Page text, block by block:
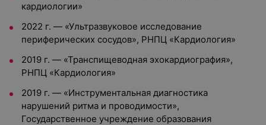
кардиологии»
2022 г. — «Ультразвуковое исследование
периферических сосудов», РНПЦ «Кардиология»
2019 г. — «Транспищеводная эхокардиография»,
РНПЦ «Кардиология»
2019 г. — «Инструментальная диагностика
нарушений ритма и проводимости»,
Государственное учреждение образования